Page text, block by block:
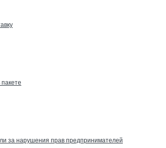
за нарушения прав предпринимателей